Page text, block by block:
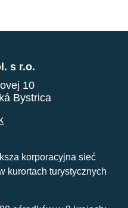
s r.o.
10
Bystrica
korporacyjna sieć
kurortach turystycznych